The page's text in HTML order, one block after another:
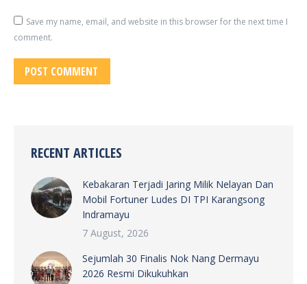
Save my name, email, and website in this browser for the next time I
comment.
POST COMMENT
RECENT ARTICLES
Kebakaran Terjadi Jaring Milik Nelayan Dan
Mobil Fortuner Ludes DI TPI Karangsong
Indramayu
7 August, 2026
Sejumlah 30 Finalis Nok Nang Dermayu
2026 Resmi Dikukuhkan